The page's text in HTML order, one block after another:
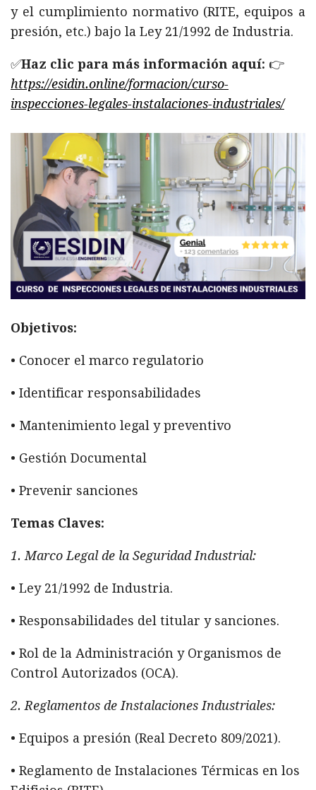
y el cumplimiento normativo (RITE, equipos a
presión, etc.) bajo la Ley 21/1992 de Industria.
✅Haz clic para más información aquí: 👉
https://esidin.online/formacion/curso-
inspecciones-legales-instalaciones-industriales/
Objetivos:
• Conocer el marco regulatorio
• Identificar responsabilidades
• Mantenimiento legal y preventivo
• Gestión Documental
• Prevenir sanciones
Temas Claves:
1. Marco Legal de la Seguridad Industrial:
• Ley 21/1992 de Industria.
• Responsabilidades del titular y sanciones.
• Rol de la Administración y Organismos de
Control Autorizados (OCA).
2. Reglamentos de Instalaciones Industriales:
• Equipos a presión (Real Decreto 809/2021).
• Reglamento de Instalaciones Térmicas en los